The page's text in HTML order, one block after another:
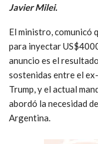
Javier Milei.
El ministro, comunicó
para inyectar
anuncio es el
sostenidas entre el
Trump, y el actual
abordó la necesidad
Argentina.